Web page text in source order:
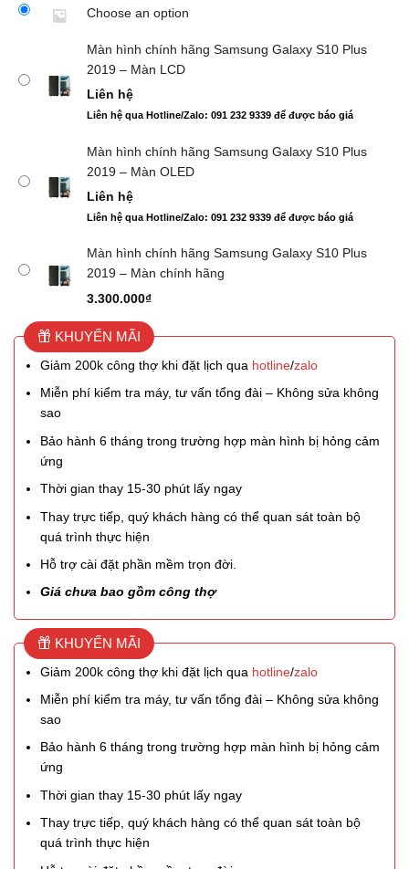
Choose an option
Màn hình chính hãng Samsung Galaxy S10 Plus
2019 – Màn LCD
Liên hệ
Liên hệ qua Hotline/Zalo: 091 232 9339 để được báo giá
Màn hình chính hãng Samsung Galaxy S10 Plus
2019 – Màn OLED
Liên hệ
Liên hệ qua Hotline/Zalo: 091 232 9339 để được báo giá
Màn hình chính hãng Samsung Galaxy S10 Plus
2019 – Màn chính hãng
3.300.000₫
KHUYẾN MÃI
Giảm 200k công thợ khi đặt lịch qua hotline/zalo
Miễn phí kiểm tra máy, tư vấn tổng đài – Không sửa không
sao
Bảo hành 6 tháng trong trường hợp màn hình bị hỏng cảm
ứng
Thời gian thay 15-30 phút lấy ngay
Thay trực tiếp, quý khách hàng có thể quan sát toàn bộ
quá trình thực hiện
Hỗ trợ cài đặt phần mềm trọn đời.
Giá chưa bao gồm công thợ
KHUYẾN MÃI
Giảm 200k công thợ khi đặt lịch qua hotline/zalo
Miễn phí kiểm tra máy, tư vấn tổng đài – Không sửa không
sao
Bảo hành 6 tháng trong trường hợp màn hình bị hỏng cảm
ứng
Thời gian thay 15-30 phút lấy ngay
Thay trực tiếp, quý khách hàng có thể quan sát toàn bộ
quá trình thực hiện